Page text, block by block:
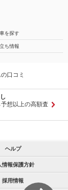
を探す
ち情報
口コミ
想以上の高額査
ヘルプ
情報保護方針
採用情報